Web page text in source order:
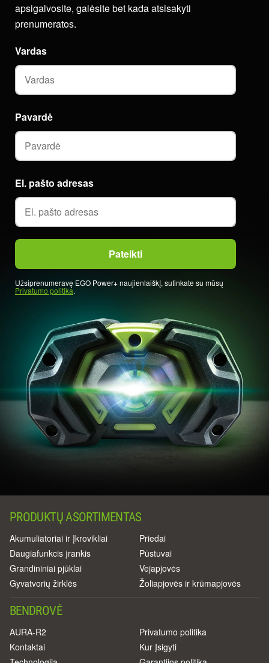
apsigalvosite, galėsite bet kada atsisakyti
prenumeratos.
El. pašto adresas
Vardas
Pavardė
Užsiprenumeravę EGO Power+ naujienlaiškį, sutinkate su mūsų
Privatumo politika.
PRODUKTŲ ASORTIMENTAS
Akumuliatoriai ir Įkrovikliai
Daugiafunkcis įrankis
Grandininiai pjūklai
Gyvatvorių žirklės
Priedai
Pūstuvai
Vejapjovės
Žoliapjovės ir krūmapjovės
BENDROVĖ
AURA-R2
Kontaktai
Privatumo politika
Kur Įsigyti